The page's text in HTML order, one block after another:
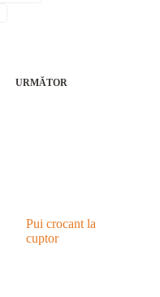
URMĂTOR
Pui crocant la
cuptor